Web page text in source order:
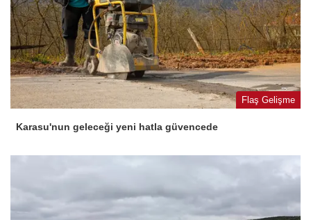
Flaş Gelişme
Karasu'nun geleceği yeni hatla güvencede